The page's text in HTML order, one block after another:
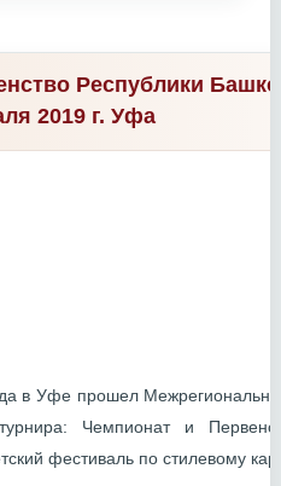
Республики
2019 г. Уфа
в Уфе прошел
Чемпионат и
фестиваль по стилевому